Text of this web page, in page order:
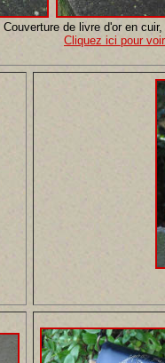
Couverture de livre d'or en
Cliquez ici pour